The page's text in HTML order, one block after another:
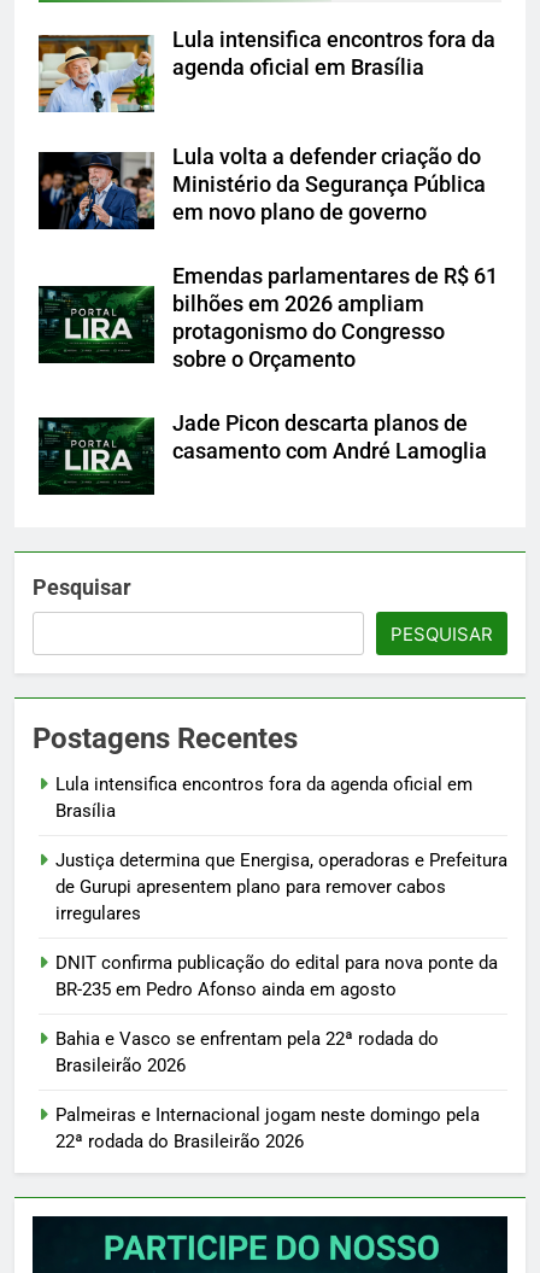
Lula intensifica encontros fora da
agenda oficial em Brasília
Lula volta a defender criação do
Ministério da Segurança Pública
em novo plano de governo
Emendas parlamentares de R$ 61
bilhões em 2026 ampliam
protagonismo do Congresso
sobre o Orçamento
Jade Picon descarta planos de
casamento com André Lamoglia
Pesquisar
PESQUISAR
Postagens Recentes
Lula intensifica encontros fora da agenda oficial em
Brasília
Justiça determina que Energisa, operadoras e Prefeitura
de Gurupi apresentem plano para remover cabos
irregulares
DNIT confirma publicação do edital para nova ponte da
BR-235 em Pedro Afonso ainda em agosto
Bahia e Vasco se enfrentam pela 22ª rodada do
Brasileirão 2026
Palmeiras e Internacional jogam neste domingo pela
22ª rodada do Brasileirão 2026